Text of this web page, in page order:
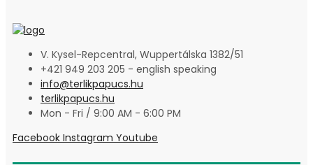
V. Kysel-Repcentral, Wuppertálska 1382/51
+421 949 203 205 - english speaking
info@terlikpapucs.hu
terlikpapucs.hu
Mon - Fri / 9:00 AM - 6:00 PM
Facebook Instagram Youtube